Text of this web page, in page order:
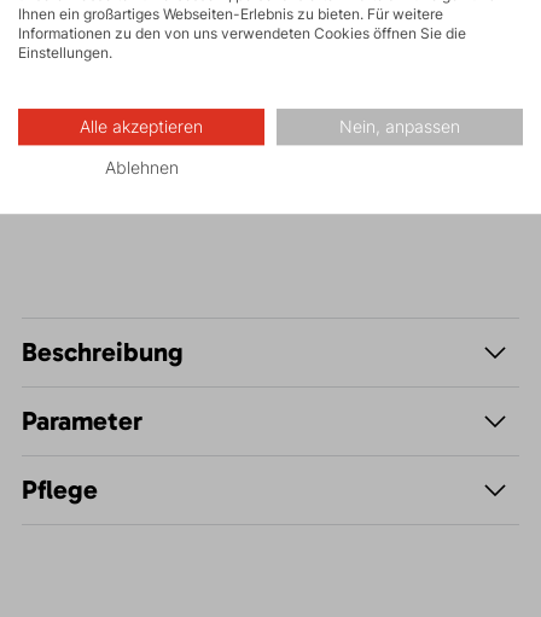
FAST and LIGHT
Wandern
Beschreibung
Parameter
Pflege
Ihnen ein großartiges Webseiten-Erlebnis zu bieten. Für weitere
Informationen zu den von uns verwendeten Cookies öffnen Sie die
Einstellungen.
Alle akzeptieren Nein, anpassen
Ablehnen